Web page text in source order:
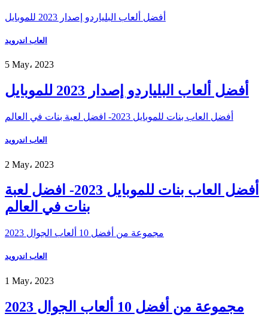
أفضل ألعاب البلياردو إصدار 2023 للموبايل
العاب اندرويد
5 May، 2023
أفضل ألعاب البلياردو إصدار 2023 للموبايل
أفضل العاب بنات للموبايل 2023- افضل لعبة بنات في العالم
العاب اندرويد
2 May، 2023
أفضل العاب بنات للموبايل 2023- افضل لعبة
بنات في العالم
مجموعة من أفضل 10 ألعاب الجوال 2023
العاب اندرويد
1 May، 2023
مجموعة من أفضل 10 ألعاب الجوال 2023